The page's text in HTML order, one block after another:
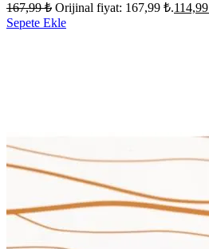
167,99₺ Orijinal fiyat: 167,99 ₺.114,99
Sepete Ekle